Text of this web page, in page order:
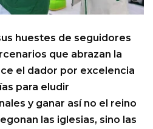
huestes de seguidores
que abrazan la
el dador por excelencia
para eludir
y ganar así no el reino
las iglesias, sino las